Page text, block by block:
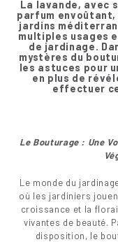
La lavande, avec
parfum
jardins
multiples usages
de jardinage.
mystères du
les astuces pour
en plus de
effectuer
Le Bouturage : Une
Le monde du
où les jardiniers
croissance et la
vivantes de beauté.
disposition, le